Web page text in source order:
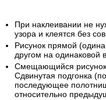
При наклеивании не
узора и клеятся без
Рисунок прямой
другом на одинаковой
Смещающийся
Сдвинутая подгонка
последующее
относительно